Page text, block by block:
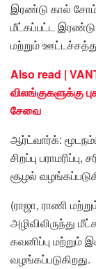
இரண்டு கால்
மீட்கப்பட்ட இரண்டு
மற்றும்
Also read |
விலங்குகளுக்கு
சேவை
ஆர்ட்வார்க்:
சிறப்பு
சூழல்
(ராஜா, ராணி
அழிவிலிருந்து
கவனிப்பு
வழங்கப்படுகிறது.